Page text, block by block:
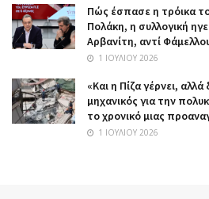
Πώς έσπασε η τρόικα
Πολάκη, η συλλογική
Αρβανίτη, αντί
1 ΙΟΥΛΊΟΥ 2026
«Και η Πίζα γέρνει,
μηχανικός για την
το χρονικό μιας
1 ΙΟΥΛΊΟΥ 2026